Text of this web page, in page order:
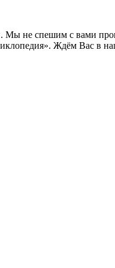
Мы не спешим с вами
Ждём Вас в